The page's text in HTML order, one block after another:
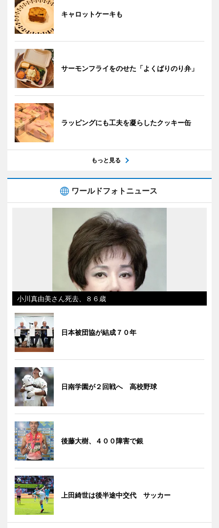
キャロットケーキも
サーモンフライをのせた「よくばりのり弁」
ラッピングにも工夫を凝らしたクッキー缶
もっと見る
ワールドフォトニュース
小川真由美さん死去、８６歳
日本被団協が結成７０年
日南学園が２回戦へ 高校野球
後藤大樹、４００障害で銀
上田綺世は後半途中交代 サッカー